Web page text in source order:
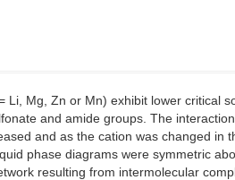
Mg, Zn or Mn) exhibit lower critical
and amide groups. The
and as the cation was changed in
phase diagrams were symmetric
resulting from intermolecular